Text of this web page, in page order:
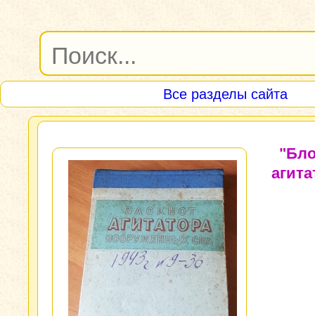
Все разделы сайта